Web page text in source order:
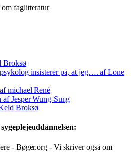
faglitteratur
Broksø
insisterer på, at jeg…. af Lone
michael René
Jesper Wung-Sung
Broksø
- Bøger.org - Vi skriver også om